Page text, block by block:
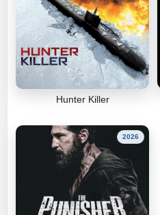
Hunter Killer
2026